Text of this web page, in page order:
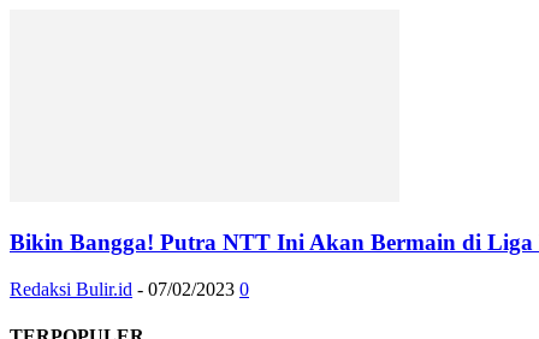
Bikin Bangga! Putra NTT Ini Akan Bermain di Liga
Redaksi Bulir.id - 07/02/2023 0